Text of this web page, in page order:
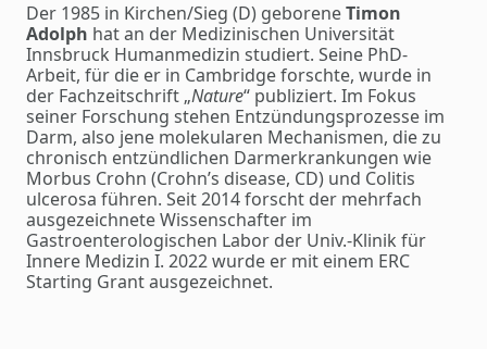
Der 1985 in Kirchen/Sieg (D) geboreneTimon
Adolph hat an der Medizinischen Universität
Innsbruck Humanmedizin studiert. Seine PhD-
Arbeit, für die er in Cambridge forschte, wurde in
der Fachzeitschrift „Nature“ publiziert. Im Fokus
seiner Forschung stehen Entzündungsprozesse im
Darm, also jene molekularen Mechanismen, die zu
chronisch entzündlichen Darmerkrankungen wie
Morbus Crohn (Crohn’s disease, CD) und Colitis
ulcerosa führen. Seit 2014 forscht der mehrfach
ausgezeichnete Wissenschafter im
Gastroenterologischen Labor der Univ.-Klinik für
Innere Medizin I. 2022 wurde er mit einem ERC
Starting Grant ausgezeichnet.